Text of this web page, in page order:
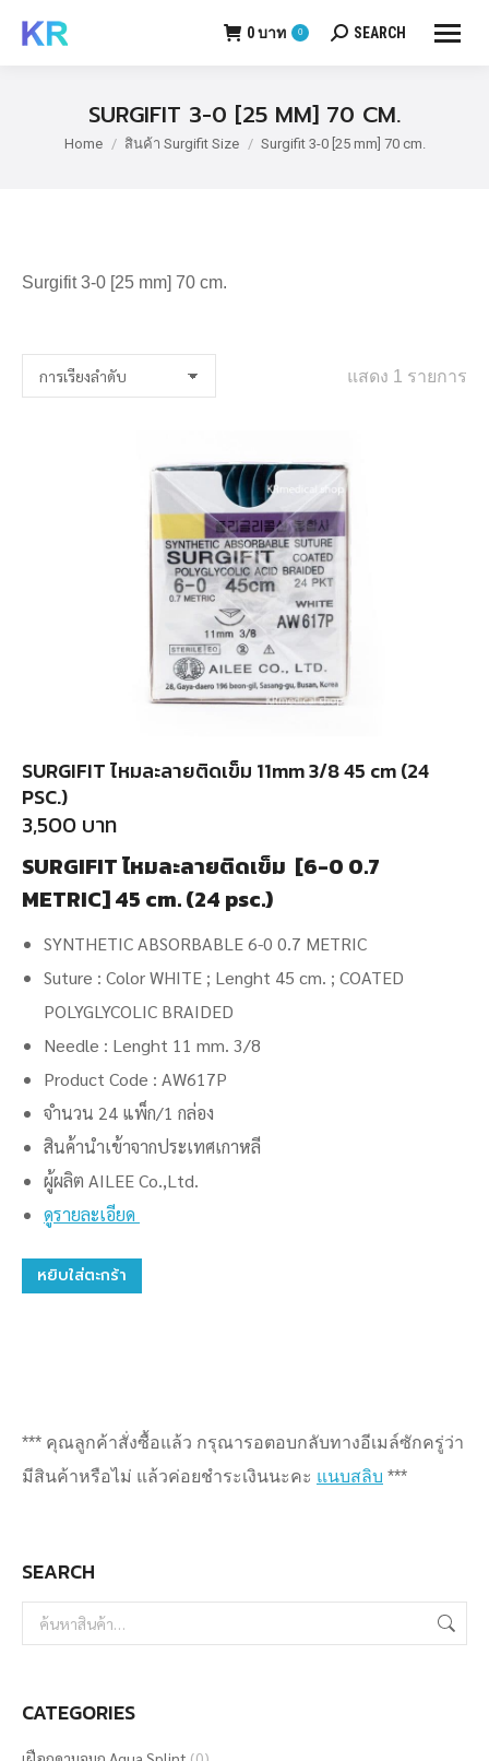
0บาท 0 Search:
SEARCH
SURGIFIT 3-0 [25 MM] 70 CM.
You are here:
Home สินค้า Surgifit Size Surgifit 3-0 [25 mm] 70 cm.
Surgifit 3-0 [25 mm] 70 cm.
แสดง 1 รายการ
SURGIFIT ไหมละลายติดเข็ม 11mm 3/8 45 cm (24
PSC.)
3,500 บาท
SURGIFITไหมละลายติดเข็ม [6-0 0.7
METRIC] 45 cm. (24 psc.)
SYNTHETIC ABSORBABLE 6-0 0.7 METRIC
Suture : Color WHITE ; Lenght 45 cm. ; COATED
POLYGLYCOLIC BRAIDED
Needle : Lenght 11 mm. 3/8
Product Code : AW617P
จำนวน 24 แพ็ก/1 กล่อง
สินค้านำเข้าจากประเทศเกาหลี
ผู้ผลิต AILEE Co.,Ltd.
ดูรายละเอียด
หยิบใส่ตะกร้า
*** คุณลูกค้าสั่งซื้อแล้ว กรุณารอตอบกลับทางอีเมล์ซักครู่ว่า
มีสินค้าหรือไม่ แล้วค่อยชำระเงินนะคะ แนบสลิบ ***
SEARCH
CATEGORIES